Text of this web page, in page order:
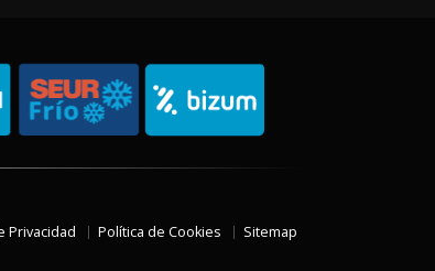
Privacidad Política de Cookies Sitemap